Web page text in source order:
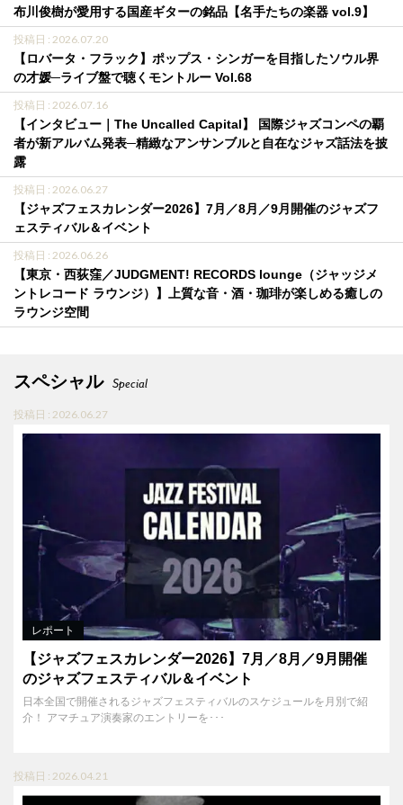
布川俊樹が愛用する国産ギターの銘品【名手たちの楽器 vol.9】
投稿日 : 2026.07.20
【ロバータ・フラック】ポップス・シンガーを目指したソウル界
の才媛─ライブ盤で聴くモントルー Vol.68
投稿日 : 2026.07.16
【インタビュー｜The Uncalled Capital】 国際ジャズコンペの覇
者が新アルバム発表─精緻なアンサンブルと自在なジャズ話法を披
露
投稿日 : 2026.06.27
【ジャズフェスカレンダー2026】7月／8月／9月開催のジャズフ
ェスティバル＆イベント
投稿日 : 2026.06.26
【東京・西荻窪／JUDGMENT! RECORDS lounge（ジャッジメ
ントレコード ラウンジ）】上質な音・酒・珈琲が楽しめる癒しの
ラウンジ空間
スペシャル Special
投稿日 : 2026.06.27
レポート
【ジャズフェスカレンダー2026】7月／8月／9月開催
のジャズフェスティバル＆イベント
日本全国で開催されるジャズフェスティバルのスケジュールを月別で紹
介！ アマチュア演奏家のエントリーを･･･
投稿日 : 2026.04.21